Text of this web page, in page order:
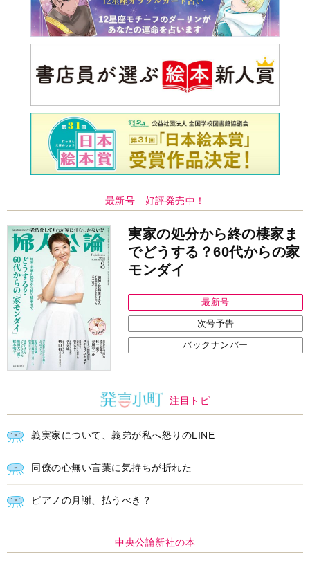
最新号 好評発売中！
実家の処分から終の棲家ま
でどうする？60代からの家
モンダイ
最新号
次号予告
バックナンバー
注目トピ
義実家について、義弟が私へ怒りのLINE
同僚の心無い言葉に気持ちが折れた
ピアノの月謝、払うべき？
中央公論新社の本